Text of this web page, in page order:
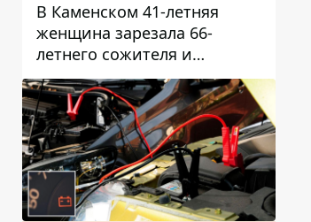
В Каменском 41-летняя
женщина зарезала 66-
летнего сожителя и
пыталась обмануть
полицейских